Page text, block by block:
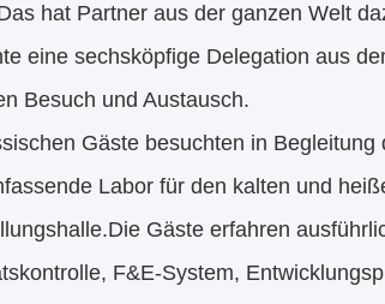
hat Partner aus der ganzen Welt
eine sechsköpfige Delegation aus
Besuch und Austausch.
Gäste besuchten in
Labor für den kalten und
Gäste erfahren
F&E-System,